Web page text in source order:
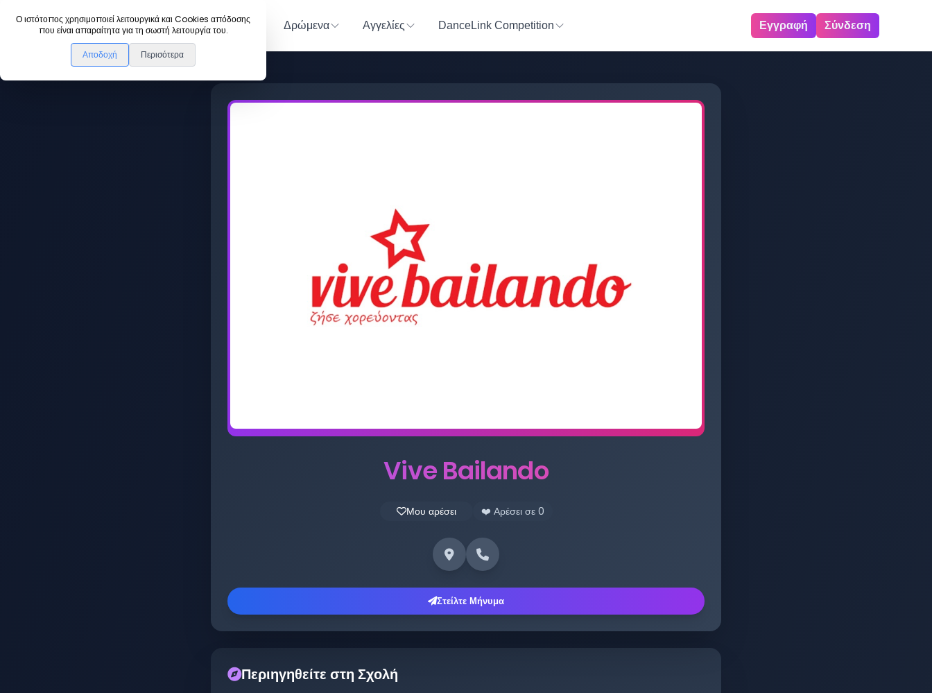
Ο ιστότοπος χρησιμοποιεί λειτουργικά και Cookies απόδοσης
που είναι απαραίτητα για τη σωστή λειτουργία του.
Αποδοχή Περισότερα
DanceLink Μέλη Δρώμενα Αγγελίες DanceLink Competition Εγγραφή Σύνδεση
Vive Bailando
Μου αρέσει ❤️ Αρέσει σε 0
Στείλτε Μήνυμα
Περιηγηθείτε στη Σχολή